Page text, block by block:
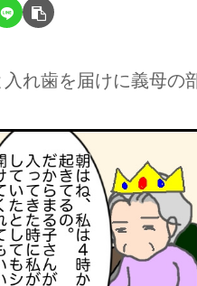
れ歯を届けに義母の